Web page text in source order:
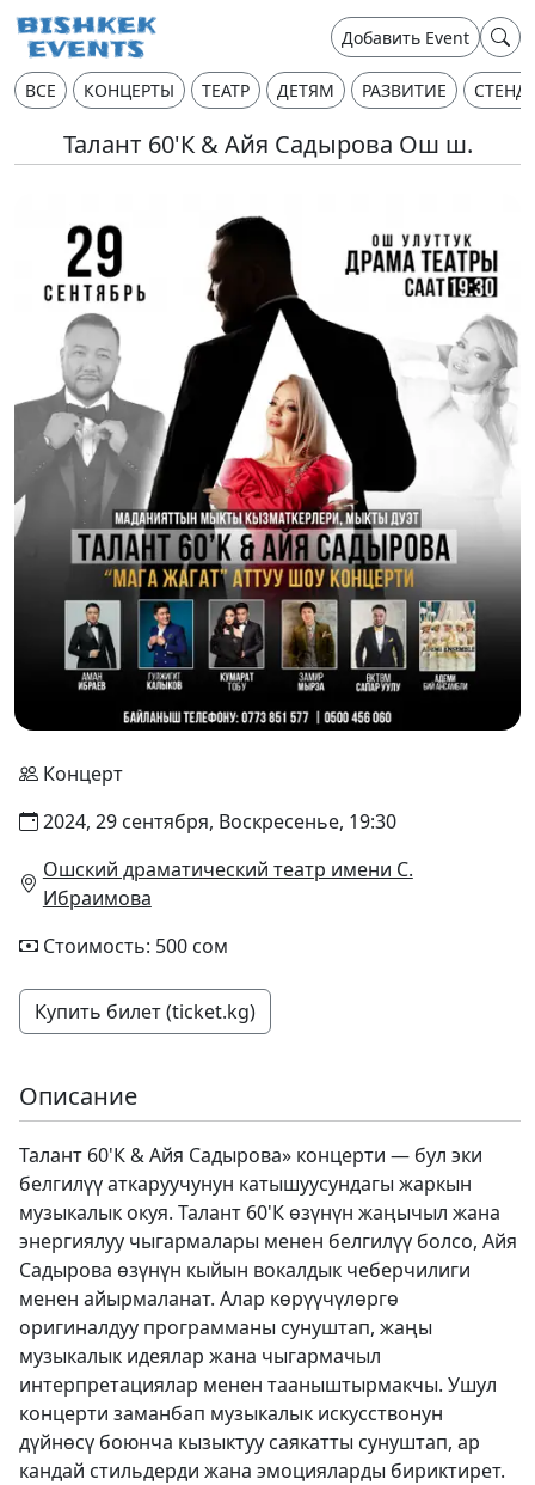
Добавить Event
ВСЕ КОНЦЕРТЫ ТЕАТР ДЕТЯМ РАЗВИТИЕ
Талант 60'К & Айя Садырова Ош ш.
Концерт
2024, 29 сентября, Воскресенье, 19:30
Ошский драматический театр имени С.
Ибраимова
Стоимость: 500 сом
Купить билет (ticket.kg)
Описание
Талант 60'К & Айя Садырова» концерти — бул эки
белгилүү аткаруучунун катышуусундагы жаркын
музыкалык окуя. Талант 60'К өзүнүн жаңычыл жана
энергиялуу чыгармалары менен белгилүү болсо, Айя
Садырова өзүнүн кыйын вокалдык чеберчилиги
менен айырмаланат. Алар көрүүчүлөргө
оригиналдуу программаны сунуштап, жаңы
музыкалык идеялар жана чыгармачыл
интерпретациялар менен тааныштырмакчы. Ушул
концерти заманбап музыкалык искусствонун
дүйнөсү боюнча кызыктуу саякатты сунуштап, ар
кандай стильдерди жана эмоцияларды бириктирет.